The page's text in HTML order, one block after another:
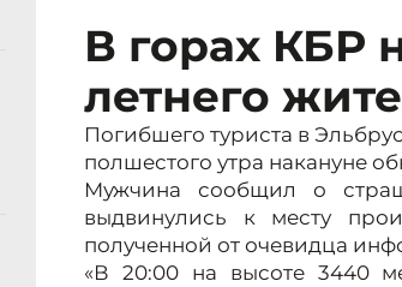
В горах КБР
летнего
Погибшего туриста в
полшестого утра накануне
Мужчина сообщил о
выдвинулись к месту
полученной от очевидца
«В 20:00 на высоте 3440